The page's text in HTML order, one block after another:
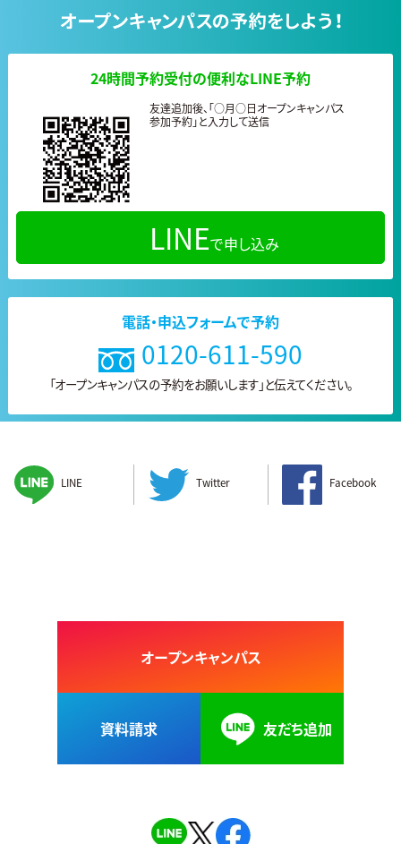
24時間予約受付の便利なLINE予約
友達追加後、「○月○日オープンキャンパス
参加予約」と入力して送信
LINEで申し込み
電話・申込フォームで予約
0120-611-590
「オープンキャンパスの予約をお願いします」と伝えてください。
LINE Twitter Facebook
オープンキャンパス
資料請求 友だち追加